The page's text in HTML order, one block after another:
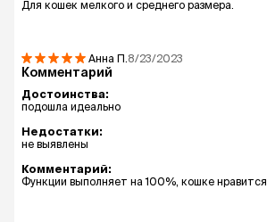
Для кошек мелкого и среднего размера.
Анна П. 8/23/2023
Комментарий
Достоинства:
подошла идеально
Недостатки:
не выявлены
Комментарий:
Функции выполняет на 100%, кошке нравится.